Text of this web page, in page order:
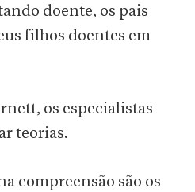
doente, os pais
filhos doentes em
os especialistas
teorias.
compreensão são os